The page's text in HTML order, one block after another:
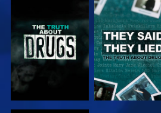
観る